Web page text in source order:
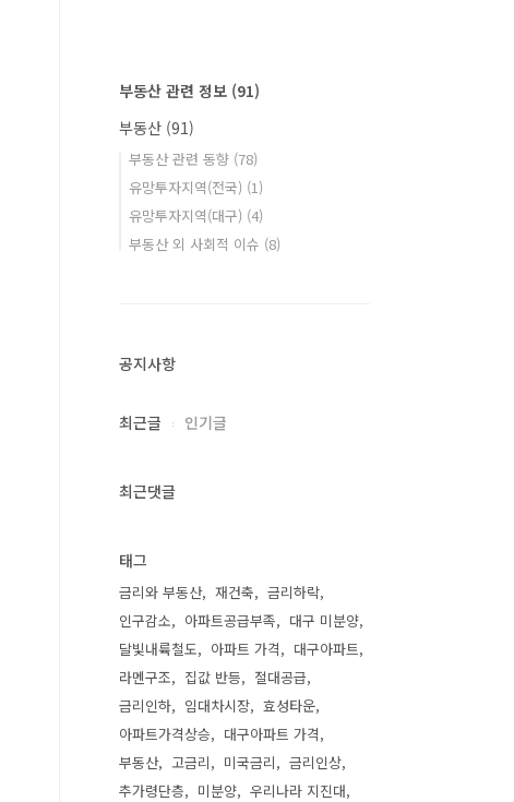
부동산 관련 정보 (91)
부동산 (91)
부동산 관련 동향 (78)
유망투자지역(전국) (1)
유망투자지역(대구) (4)
부동산 외 사회적 이슈 (8)
공지사항
최근글 인기글
최근댓글
태그
금리와 부동산 재건축
금리하락
인구감소
아파트공급부족
대구 미분양
달빛내륙철도
아파트 가격
대구아파트
라멘구조
집값 반등
절대공급
금리인하
임대차시장
효성타운
아파트가격상승
대구아파트 가격
부동산
고금리 미국금리
금리인상
추가령단층
미분양
우리나라 지진대